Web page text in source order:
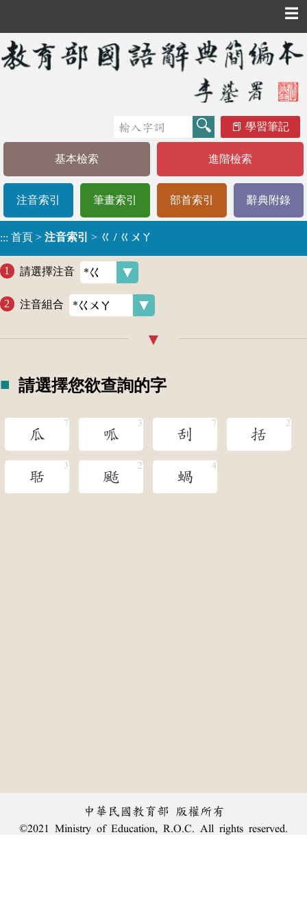
☰
學習筆記
基本檢索 進階檢索
注音索引 筆畫索引 部首索引 辭典附錄
::: 首頁 > 注音索引 > ㄍ / ㄍㄨㄚ
請選擇注音
注音組合
請選擇您欲查詢的字
瓜 呱 刮 括
聒 颳 蝸
中華民國教育部 版權所有
©2021 Ministry of Education, R.O.C. All rights reserved.